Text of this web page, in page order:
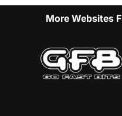
More Websites